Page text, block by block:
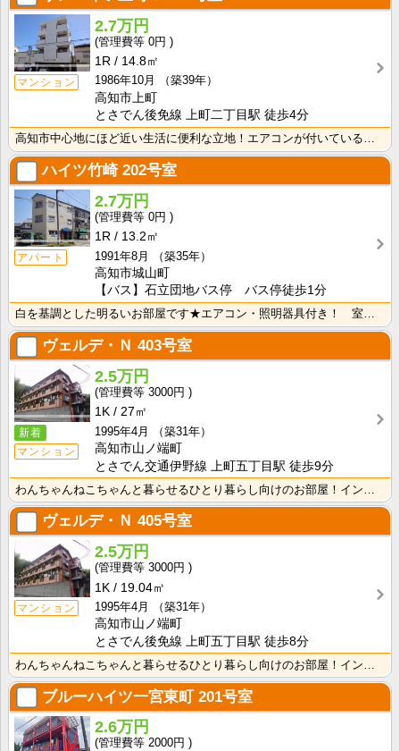
マンション
2.7万円
0円
1R
14.8㎡
1986年10月
（築39年）
高知市上町
とさでん後免線 上町二丁目駅 徒歩4分
高知市中心地にほど近い生活に便利な立地！エアコンが付いているので初期費用の節約になりますね！
ハイツ竹崎202号室
アパート
2.7万円
0円
1R
13.2㎡
1991年8月
（築35年）
高知市城山町
【バス】石立団地バス停 バス停徒歩1分
白を基調とした明るいお部屋です★エアコン・照明器具付き！ 室内洗濯機置場 端部屋
ヴェルデ・Ｎ 403号室
新着
マンション
2.5万円
3000円
1K
27㎡
1995年4月
（築31年）
高知市山ノ端町
とさでん交通伊野線 上町五丁目駅 徒歩9分
ヴェルデ・Ｎ 405号室
マンション
2.5万円
3000円
1K
19.04㎡
1995年4月
（築31年）
高知市山ノ端町
とさでん後免線 上町五丁目駅 徒歩8分
ブルーハイツ一宮東町201号室
2.6万円
2000円